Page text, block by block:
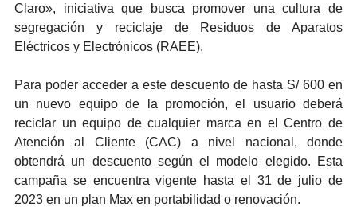
Claro», iniciativa que busca promover una cultura de
segregación y reciclaje de Residuos de Aparatos
Eléctricos y Electrónicos (RAEE).
Para poder acceder a este descuento de hasta S/ 600 en
un nuevo equipo de la promoción, el usuario deberá
reciclar un equipo de cualquier marca en el Centro de
Atención al Cliente (CAC) a nivel nacional, donde
obtendrá un descuento según el modelo elegido. Esta
campaña se encuentra vigente hasta el 31 de julio de
2023 en un plan Max en portabilidad o renovación.